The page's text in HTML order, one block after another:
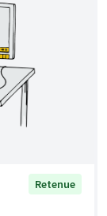
Retenue